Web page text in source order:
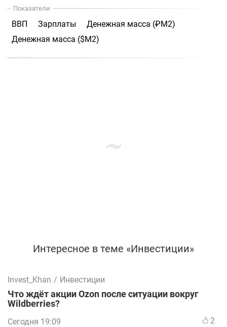
Показатели
ВВП Зарплаты
Денежная масса (₽М2)
Денежная масса ($М2)
Интересное в теме «Инвестиции»
Invest_Khan / Инвестиции
Что ждёт акции Ozon после ситуации вокруг
Wildberries?
Сегодня 19:09 2